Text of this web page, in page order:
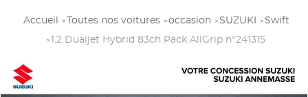
Accueil Toutes nos voitures occasion SUZUKI
Swift
1.2 Dualjet Hybrid 83ch Pack AllGrip n°241315